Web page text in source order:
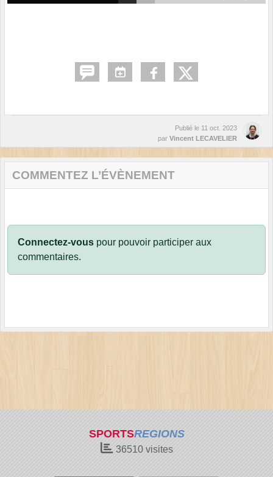
Publié le 11 oct. 2023
par Vincent LECAVELIER
COMMENTEZ L’ÉVÈNEMENT
Connectez-vous pour pouvoir participer aux
commentaires.
SPORTSREGIONS
36510visites